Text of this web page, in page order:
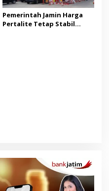
Pemerintah Jamin Harga
Pertalite Tetap Stabil